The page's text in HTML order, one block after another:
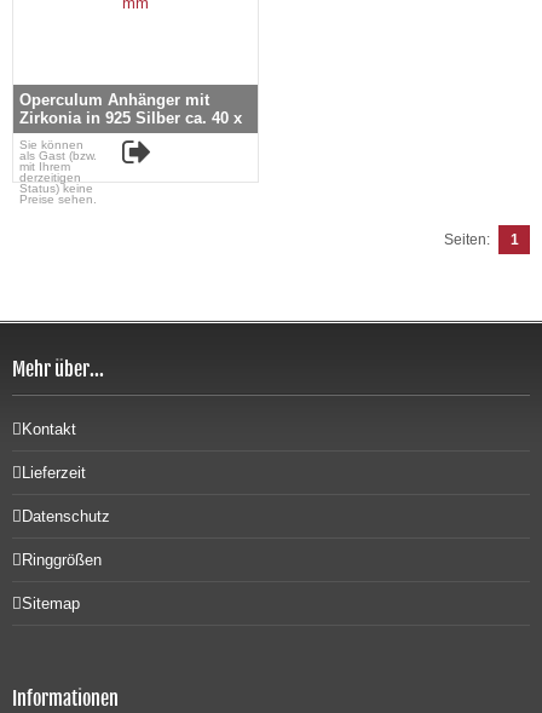
Operculum Anhänger mit
Zirkonia in 925 Silber ca. 40 x
28 mm
Sie können
als Gast (bzw.
mit Ihrem
derzeitigen
Status) keine
Preise sehen.
Seiten: 1
Mehr über...
Kontakt
Lieferzeit
Datenschutz
Ringgrößen
Sitemap
Informationen